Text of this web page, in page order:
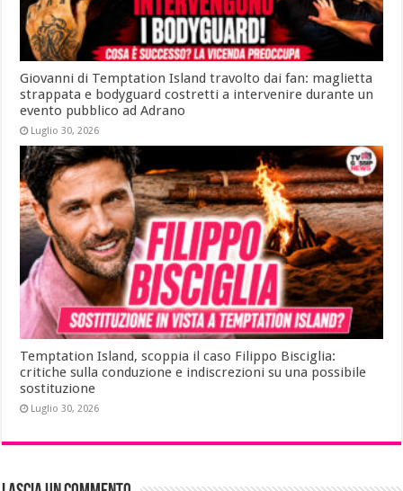
Giovanni di Temptation Island travolto dai fan: maglietta
strappata e bodyguard costretti a intervenire durante un
evento pubblico ad Adrano
Luglio 30, 2026
Temptation Island, scoppia il caso Filippo Bisciglia:
critiche sulla conduzione e indiscrezioni su una possibile
sostituzione
Luglio 30, 2026